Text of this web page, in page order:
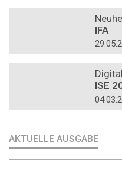
IFA
ISE
AKTUELLE AUSGABE